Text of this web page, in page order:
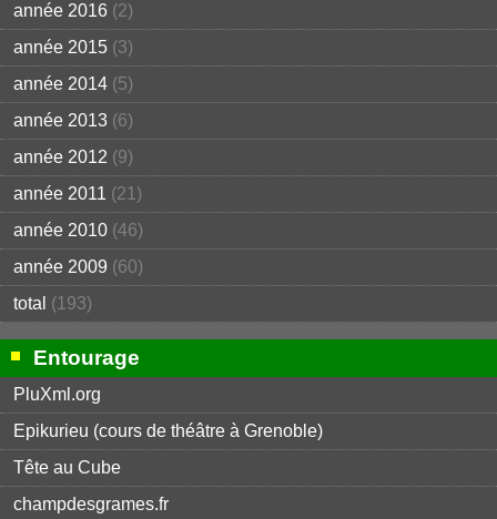
année 2016 (2)
année 2015 (3)
année 2014 (5)
année 2013 (6)
année 2012 (9)
année 2011 (21)
année 2010 (46)
année 2009 (60)
total (193)
Entourage
PluXml.org
Epikurieu (cours de théâtre à Grenoble)
Tête au Cube
champdesgrames.fr